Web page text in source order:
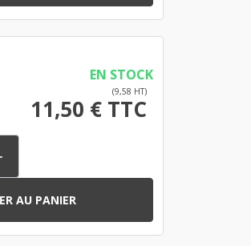
EN STOCK
(9,58 HT)
11,50 € TTC
AU PANIER